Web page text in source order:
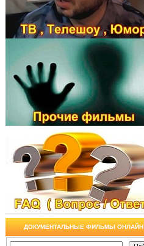
ДОКУМЕНТАЛЬНЫЕ ФИЛЬМЫ ОНЛАЙН